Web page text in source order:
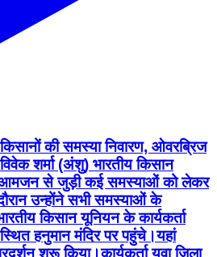
की समस्या निवारण, ओवरब्रिज
शर्मा (अंशु) भारतीय किसान
आमजन से जुड़ी कई समस्याओं को लेकर
उन्होंने सभी समस्याओं के
किसान यूनियन के कार्यकर्ता
हनुमान मंदिर पर पहुंचे।यहां
शुरू किया।कार्यकर्ता युवा जिला